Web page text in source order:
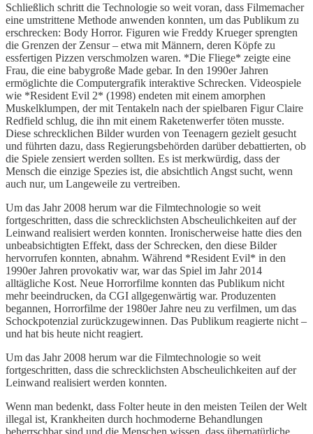
Schließlich schritt die Technologie so weit voran, dass Filmemacher
eine umstrittene Methode anwenden konnten, um das Publikum zu
erschrecken: Body Horror. Figuren wie Freddy Krueger sprengten
die Grenzen der Zensur – etwa mit Männern, deren Köpfe zu
essfertigen Pizzen verschmolzen waren. *Die Fliege* zeigte eine
Frau, die eine babygroße Made gebar. In den 1990er Jahren
ermöglichte die Computergrafik interaktive Schrecken. Videospiele
wie *Resident Evil 2* (1998) endeten mit einem amorphen
Muskelklumpen, der mit Tentakeln nach der spielbaren Figur Claire
Redfield schlug, die ihn mit einem Raketenwerfer töten musste.
Diese schrecklichen Bilder wurden von Teenagern gezielt gesucht
und führten dazu, dass Regierungsbehörden darüber debattierten, ob
die Spiele zensiert werden sollten. Es ist merkwürdig, dass der
Mensch die einzige Spezies ist, die absichtlich Angst sucht, wenn
auch nur, um Langeweile zu vertreiben.
Um das Jahr 2008 herum war die Filmtechnologie so weit
fortgeschritten, dass die schrecklichsten Abscheulichkeiten auf der
Leinwand realisiert werden konnten. Ironischerweise hatte dies den
unbeabsichtigten Effekt, dass der Schrecken, den diese Bilder
hervorrufen konnten, abnahm. Während *Resident Evil* in den
1990er Jahren provokativ war, war das Spiel im Jahr 2014
alltägliche Kost. Neue Horrorfilme konnten das Publikum nicht
mehr beeindrucken, da CGI allgegenwärtig war. Produzenten
begannen, Horrorfilme der 1980er Jahre neu zu verfilmen, um das
Schockpotenzial zurückzugewinnen. Das Publikum reagierte nicht –
und hat bis heute nicht reagiert.
Um das Jahr 2008 herum war die Filmtechnologie so weit
fortgeschritten, dass die schrecklichsten Abscheulichkeiten auf der
Leinwand realisiert werden konnten.
Wenn man bedenkt, dass Folter heute in den meisten Teilen der Welt
illegal ist, Krankheiten durch hochmoderne Behandlungen
beherrschbar sind und die Menschen wissen, dass übernatürliche